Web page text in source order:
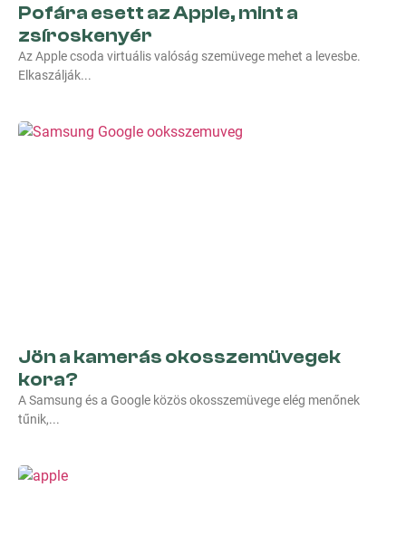
Pofára esett az Apple, mint a
zsíroskenyér
Az Apple csoda virtuális valóság szemüvege mehet a levesbe.
Elkaszálják
Jön a kamerás okosszemüvegek
kora?
A Samsung és a Google közös okosszemüvege elég menőnek
tűnik,